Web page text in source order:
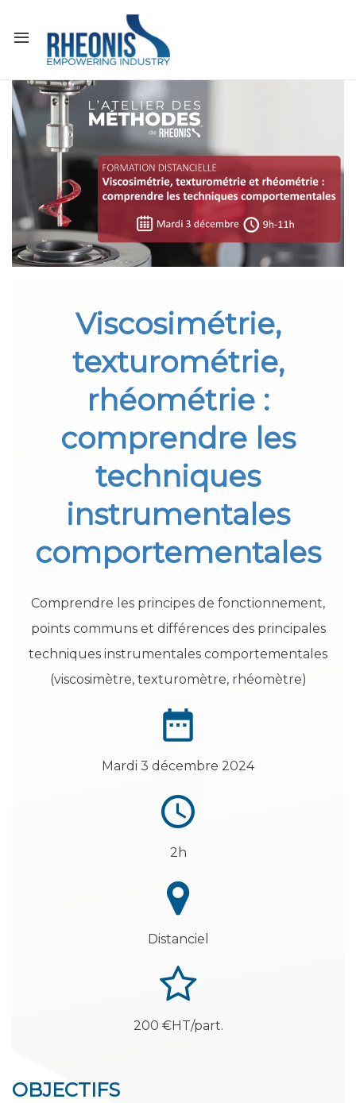
Viscosimétrie,
texturométrie,
rhéométrie :
comprendre les
techniques
instrumentales
comportementales
Comprendre les principes de fonctionnement,
points communs et différences des principales
techniques instrumentales comportementales
(viscosimètre, texturomètre, rhéomètre)
Mardi 3 décembre 2024
2h
Distanciel
200 €HT/part.
OBJECTIFS